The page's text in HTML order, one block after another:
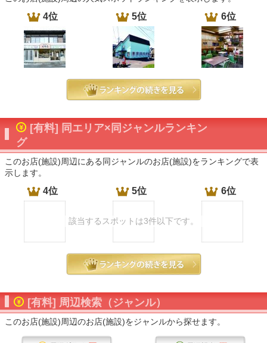
4位 5位 6位
[有料] 同エリア×同ジャンルランキン
グ
このお店(施設)周辺にある同ジャンルのお店(施設)をランキングで表
示します。
4位 5位 6位
該当するスポットは3件以下です。
[有料] 周辺検索（ジャンル）
このお店(施設)周辺のお店(施設)をジャンルから探せます。